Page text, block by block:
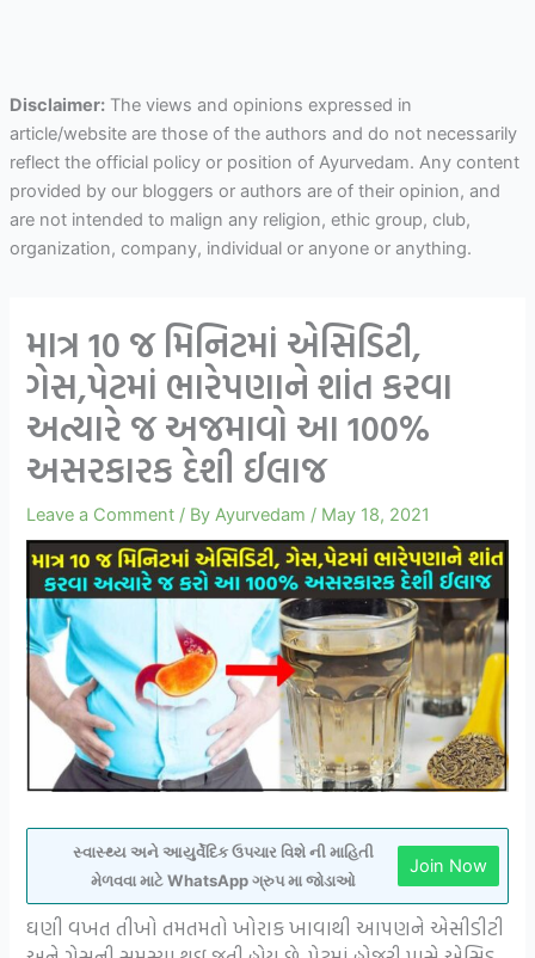
Disclaimer:The views and opinions expressed in
article/website are those of the authors and do not necessarily
reflect the official policy or position of Ayurvedam. Any content
provided by our bloggers or authors are of their opinion, and
are not intended to malign any religion, ethic group, club,
organization, company, individual or anyone or anything.
માત્ર 10 જ મિનિટમાં એસિડિટી,
ગેસ,પેટમાં ભારેપણાને શાંત કરવા
અત્યારે જ અજમાવો આ 100%
અસરકારક દેશી ઈલાજ
Leave a Comment / ByAyurvedam / May 18, 2021
સ્વાસ્થ્ય અને આયુર્વેદિક ઉપચાર વિશે ની માહિતી
મેળવવા માટે WhatsApp ગ્રુપ મા જોડાઓ
Join Now
ઘણી વખત તીખો તમતમતો ખોરાક ખાવાથી આપણને એસીડીટી